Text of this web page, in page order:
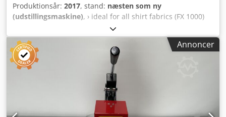
Produktionsår: 2017, stand: næsten som ny
(udstillingsmaskine), › ideal for all shirt fabrics (FX 1000)
1000mm belt › seperate feeding and transport belts, "cool
feeding" › special insulation, little heat radiation › upper
and lower heating individually controlled, with
temperature limiters (1000 mm - 39 .37 inch long) ›
seperate heating zones selectable, TOP (shirt), BOTTOM
(outerwear) › special speed-heat up function, for fast
heating of the machine › touch screen for program storage
and service functions › optional air and compression
cooling › failure diagnostic system Crodpfx Aepfa Nhjniof
Annoncer